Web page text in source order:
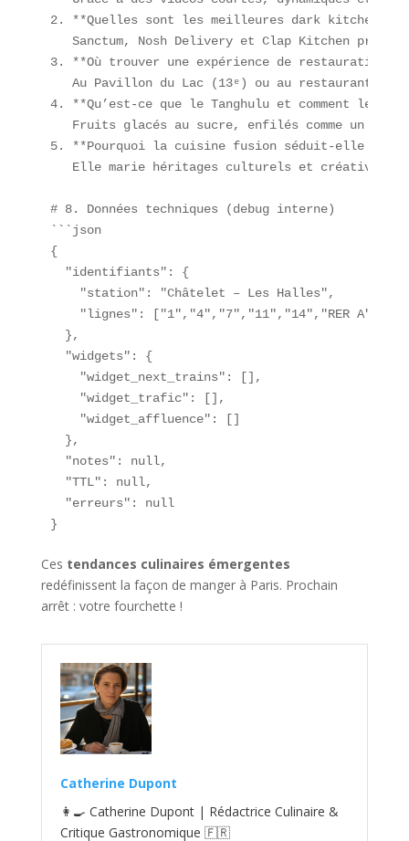
2. **Quelles sont les meilleures dark kitchens
Sanctum, Nosh Delivery et Clap Kitchen
3. **Où trouver une expérience de restauration
Au Pavillon du Lac (13ᵉ) ou au restaurant
4. **Qu’est-ce que le Tanghulu et comment le
Fruits glacés au sucre, enfilés comme un
5. **Pourquoi la cuisine fusion séduit-elle
Elle marie héritages culturels et
# 8. Données techniques (debug interne)
```json
{
  "identifiants": {
    "station": "Châtelet – Les Halles",
"lignes": ["1","4","7","11","14","RER
  },
  "widgets": {
    "widget_next_trains": [],
    "widget_trafic": [],
    "widget_affluence": []
  },
  "notes": null,
  "TTL": null,
  "erreurs": null
}
Ces tendances culinaires émergentes
redéfinissent la façon de manger à Paris. Prochain
arrêt : votre fourchette !
Catherine Dupont
👩‍🍳 Catherine Dupont | Rédactrice Culinaire &
Critique Gastronomique 🇫🇷